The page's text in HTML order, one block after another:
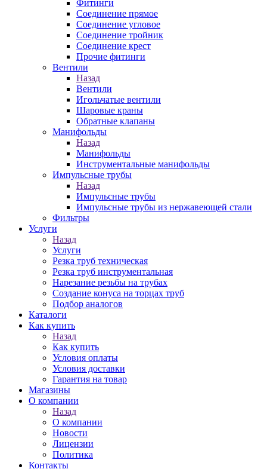
Фитинги
Соединение прямое
Соединение угловое
Соединение тройник
Соединение крест
Прочие фитинги
Вентили
Назад
Вентили
Игольчатые вентили
Шаровые краны
Обратные клапаны
Манифольды
Назад
Манифольды
Инструментальные манифольды
Импульсные трубы
Назад
Импульсные трубы
Импульсные трубы из нержавеющей стали
Фильтры
Услуги
Назад
Услуги
Резка труб техническая
Резка труб инструментальная
Нарезание резьбы на трубах
Создание конуса на торцах труб
Подбор аналогов
Каталоги
Как купить
Назад
Как купить
Условия оплаты
Условия доставки
Гарантия на товар
Магазины
О компании
Назад
О компании
Новости
Лицензии
Политика
Контакты